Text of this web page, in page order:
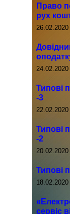
Право
рух
26.02.2020
24.02.2020
Типові
-3
22.02.2020
Типові
-2
20.02.2020
Типові
18.02.2020
сервіс